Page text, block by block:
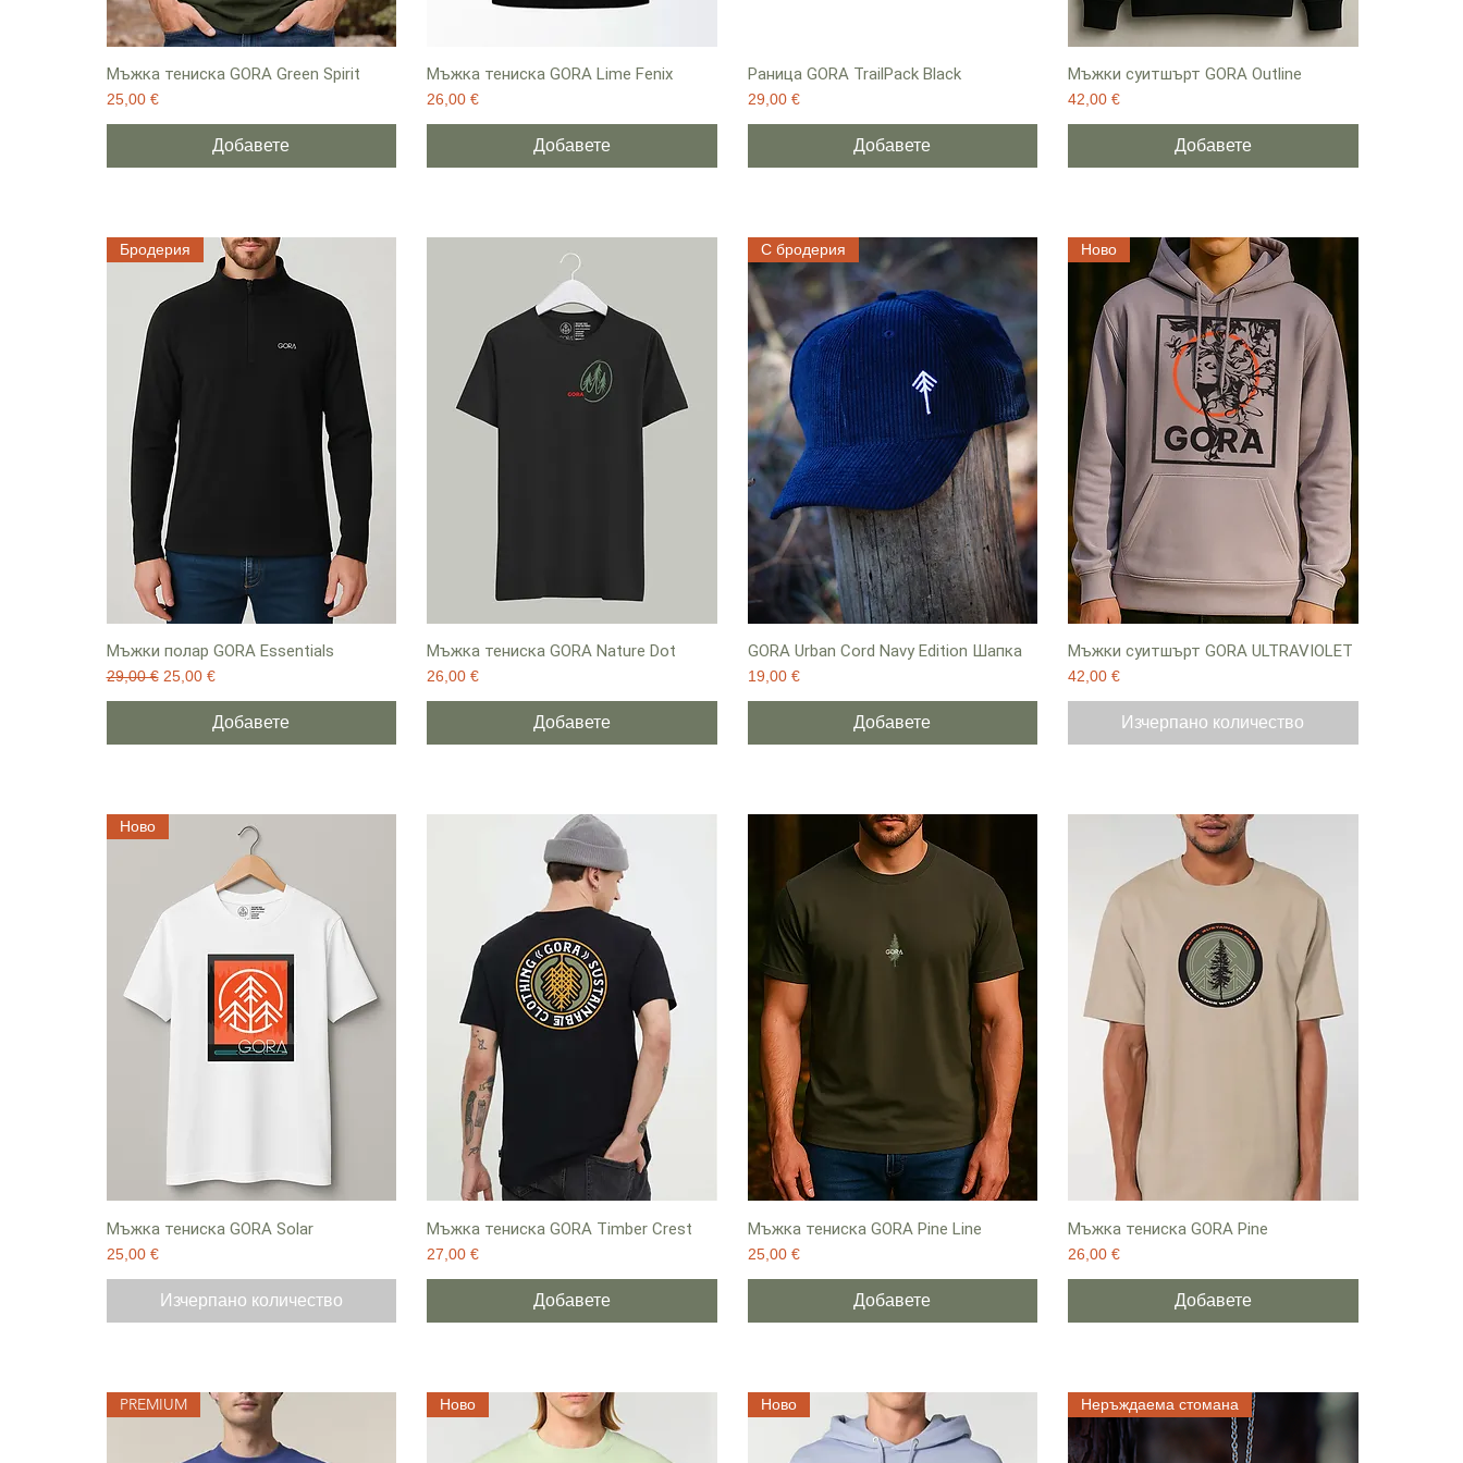
Мъжка тениска GORA Green Spirit
Цена
25,00 €
Добавете
Мъжка тениска GORA Lime Fenix
Цена
26,00 €
Добавете
Раница GORA TrailPack Black
Цена
29,00 €
Добавете
Мъжки суитшърт GORA Outline
Цена
42,00 €
Добавете
Бродерия
Мъжки полар GORA Essentials
Редовна цена
29,00 € Продажна цена
25,00 €
Добавете
Мъжка тениска GORA Nature Dot
Цена
26,00 €
Добавете
С бродерия
GORA Urban Cord Navy Edition Шапка
Цена
19,00 €
Добавете
Ново
Мъжки суитшърт GORA ULTRAVIOLET
Цена
42,00 €
Изчерпано количество
Ново
Мъжка тениска GORA Solar
Цена
25,00 €
Изчерпано количество
Мъжка тениска GORA Timber Crest
Цена
27,00 €
Добавете
Мъжка тениска GORA Pine Line
Цена
25,00 €
Добавете
Мъжка тениска GORA Pine
Цена
26,00 €
Добавете
PREMIUM Ново Ново Неръждаема стомана